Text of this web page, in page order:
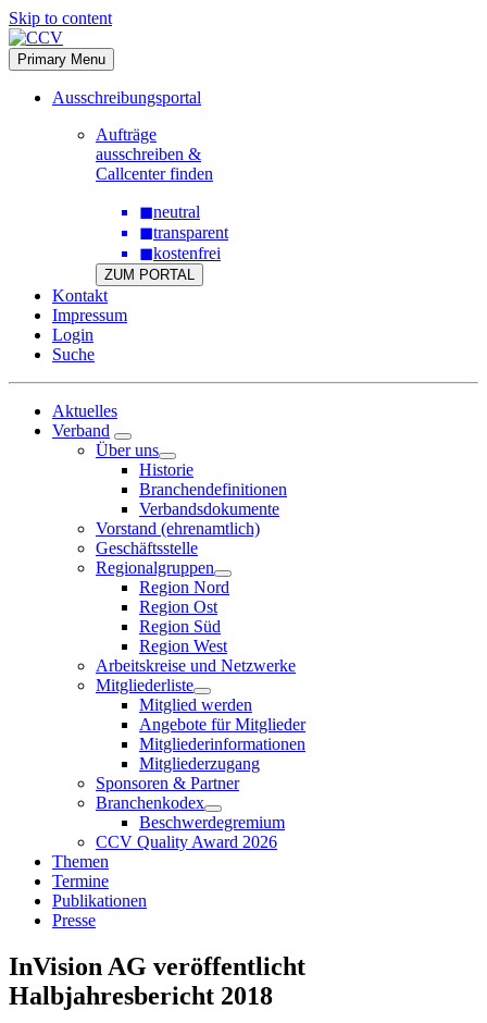
Skip to content
Primary Menu
Ausschreibungsportal
Aufträge
ausschreiben &
Callcenter finden
◼neutral
◼transparent
◼kostenfrei
ZUM PORTAL
Kontakt
Impressum
Login
Suche
Aktuelles
Verband
Über uns
Historie
Branchendefinitionen
Verbandsdokumente
Vorstand (ehrenamtlich)
Geschäftsstelle
Regionalgruppen
Region Nord
Region Ost
Region Süd
Region West
Arbeitskreise und Netzwerke
Mitgliederliste
Mitglied werden
Angebote für Mitglieder
Mitgliederinformationen
Mitgliederzugang
Sponsoren & Partner
Branchenkodex
Beschwerdegremium
CCV Quality Award 2026
Themen
Termine
Publikationen
Presse
InVision AG veröffentlicht
Halbjahresbericht 2018